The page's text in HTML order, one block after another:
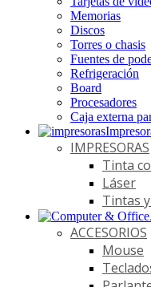
Memorias
Discos
Torres o chasis
Fuentes de
Refrigeración
Board
Procesadores
Caja externa
IMPRESORAS
Tinta
Láser
Tintas
ACCESORIOS
Mouse